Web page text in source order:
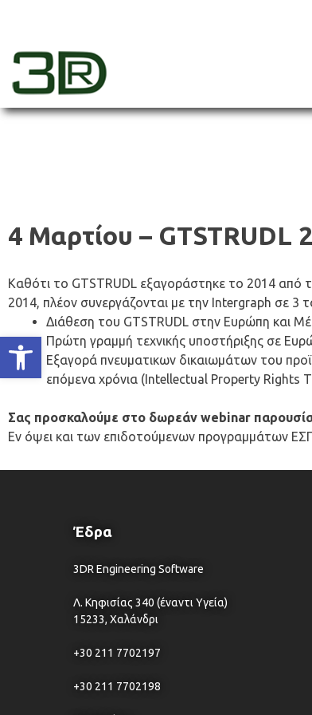
Ανοίξτε τη γραμμή εργαλείων
3dr
4 Μαρτίου – GTSTRUDL
Καθότι το GTSTRUDL εξαγοράστηκε το 2014 από
2014, πλέον συνεργάζονται με την Intergraph σε 3
Διάθεση του GTSTRUDL στην Ευρώπη και
Πρώτη γραμμή τεχνικής υποστήριξης σε
Εξαγορά πνευματικων δικαιωμάτων του
επόμενα χρόνια (Intellectual Property Rights
Σας προσκαλούμε στο δωρεάν webinar
Εν όψει και των επιδοτούμενων προγραμμάτων
Έδρα
3DR Engineering Software
Λ. Κηφισίας 340 (έναντι Υγεία)
15233, Χαλάνδρι
+30 211 7702197
+30 211 7702198